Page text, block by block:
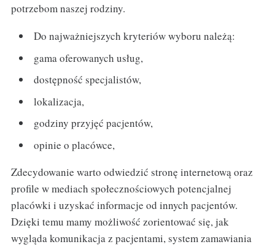
potrzebom naszej rodziny.
Do najważniejszych kryteriów wyboru należą:
gama oferowanych usług,
dostępność specjalistów,
lokalizacja,
godziny przyjęć pacjentów,
opinie o placówce,
Zdecydowanie warto odwiedzić stronę internetową oraz
profile w mediach społecznościowych potencjalnej
placówki i uzyskać informacje od innych pacjentów.
Dzięki temu mamy możliwość zorientować się, jak
wygląda komunikacja z pacjentami, system zamawiania